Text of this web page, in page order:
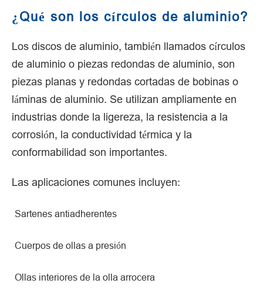
¿Qué son los círculos de aluminio?
Los discos de aluminio, también llamados círculos
de aluminio o piezas redondas de aluminio, son
piezas planas y redondas cortadas de bobinas o
láminas de aluminio. Se utilizan ampliamente en
industrias donde la ligereza, la resistencia a la
corrosión, la conductividad térmica y la
conformabilidad son importantes.
Las aplicaciones comunes incluyen:
Sartenes antiadherentes
Cuerpos de ollas a presión
Ollas interiores de la olla arrocera